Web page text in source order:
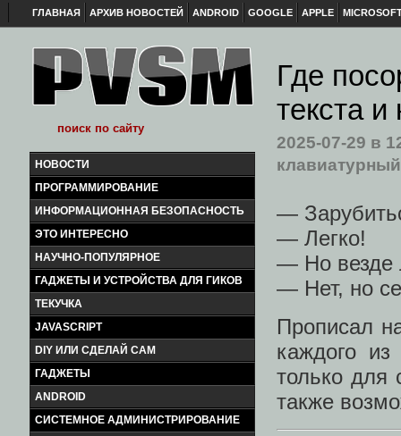
ГЛАВНАЯ АРХИВ НОВОСТЕЙ ANDROID GOOGLE APPLE
НОВОСТИ
ПРОГРАММИРОВАНИЕ
ИНФОРМАЦИОННАЯ БЕЗОПАСНОСТЬ
ЭТО ИНТЕРЕСНО
НАУЧНО-ПОПУЛЯРНОЕ
ГАДЖЕТЫ И УСТРОЙСТВА ДЛЯ ГИКОВ
ТЕКУЧКА
JAVASCRIPT
DIY ИЛИ СДЕЛАЙ САМ
ГАДЖЕТЫ
ANDROID
СИСТЕМНОЕ АДМИНИСТРИРОВАНИЕ
Где
текста и
2025-07-29 в
—
— Легко!
— Но везде
— Нет, но
Прописал
каждого из
только для
также